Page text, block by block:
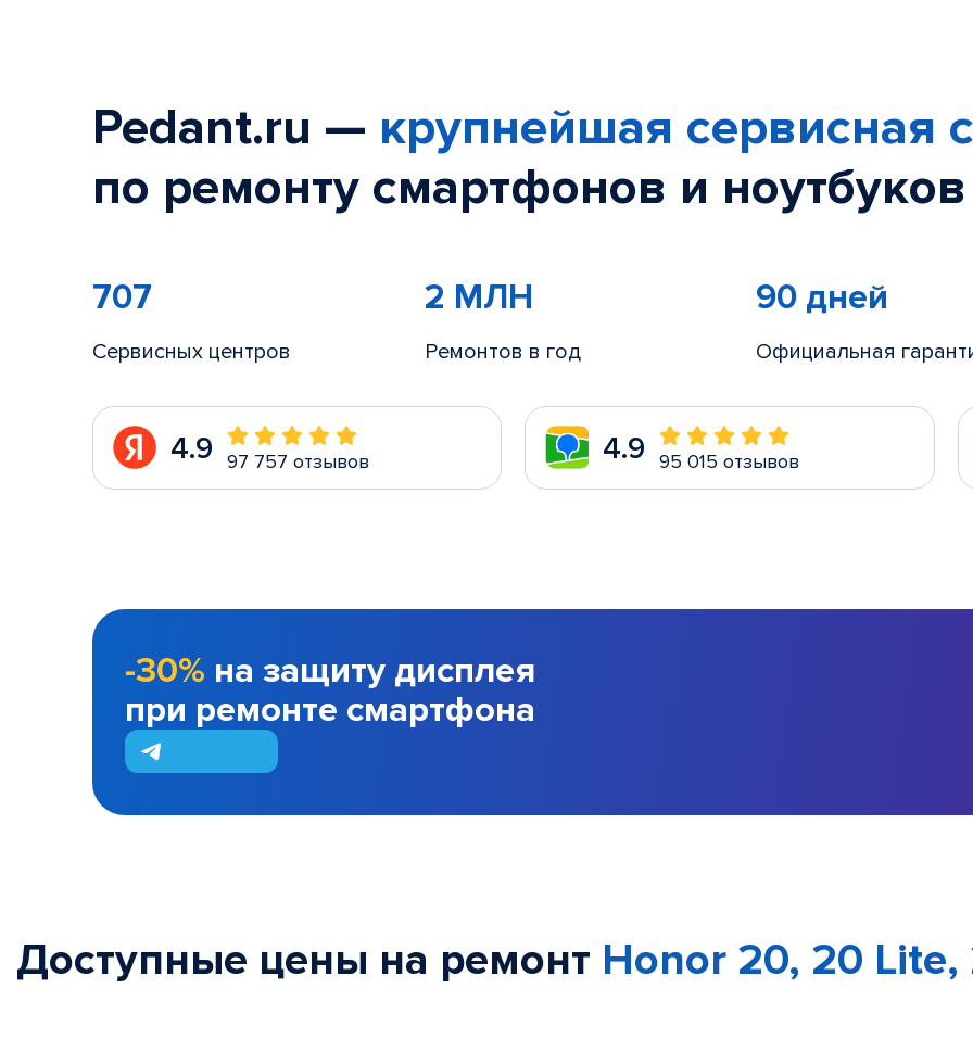
Pedant.ru — крупнейшая сервисная
по ремонту смартфонов и
707
Сервисных центров
2 МЛН
Ремонтов в год
90 дней
Официальная
4.9 97 757 отзывов 4.9 95 015 отзывов
-30% на защиту дисплея
при ремонте смартфона
Доступные цены на ремонт Honor 20, 20 Lite,